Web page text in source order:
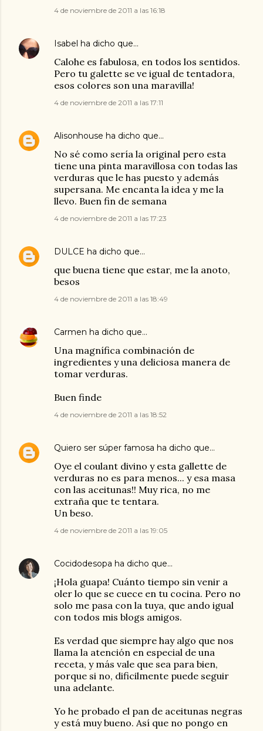
4 de noviembre de 2011 a las 16:18
Isabel ha dicho que…
Calohe es fabulosa, en todos los sentidos.
Pero tu galette se ve igual de tentadora,
esos colores son una maravilla!
4 de noviembre de 2011 a las 17:11
Alisonhouse ha dicho que…
No sé como sería la original pero esta
tiene una pinta maravillosa con todas las
verduras que le has puesto y además
supersana. Me encanta la idea y me la
llevo. Buen fin de semana
4 de noviembre de 2011 a las 17:23
DULCE ha dicho que…
que buena tiene que estar, me la anoto,
besos
4 de noviembre de 2011 a las 18:49
Carmen ha dicho que…
Una magnífica combinación de
ingredientes y una deliciosa manera de
tomar verduras.
Buen finde
4 de noviembre de 2011 a las 18:52
Quiero ser súper famosa ha dicho que…
Oye el coulant divino y esta gallette de
verduras no es para menos... y esa masa
con las aceitunas!! Muy rica, no me
extraña que te tentara.
Un beso.
4 de noviembre de 2011 a las 19:05
Cocidodesopa ha dicho que…
¡Hola guapa! Cuánto tiempo sin venir a
oler lo que se cuece en tu cocina. Pero no
solo me pasa con la tuya, que ando igual
con todos mis blogs amigos.
Es verdad que siempre hay algo que nos
llama la atención en especial de una
receta, y más vale que sea para bien,
porque si no, dificilmente puede seguir
una adelante.
Yo he probado el pan de aceitunas negras
y está muy bueno. Así que no pongo en